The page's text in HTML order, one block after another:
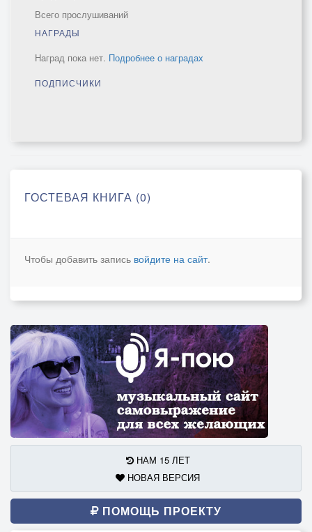
Всего прослушиваний
НАГРАДЫ
Наград пока нет. Подробнее о наградах
ПОДПИСЧИКИ
ГОСТЕВАЯ КНИГА (0)
Чтобы добавить запись войдите на сайт.
НАМ 15 ЛЕТ
НОВАЯ ВЕРСИЯ
ПОМОЩЬ ПРОЕКТУ